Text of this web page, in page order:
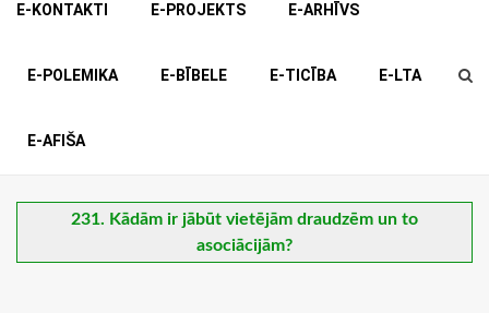
E-KONTAKTI E-PROJEKTS E-ARHĪVS
E-POLEMIKA E-BĪBELE E-TICĪBA E-LTA
E-AFIŠA
231. Kādām ir jābūt vietējām draudzēm un to
asociācijām?